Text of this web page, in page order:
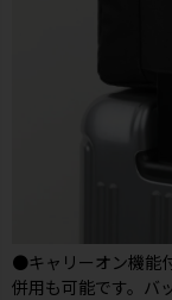
●キャリーオン機能
併用も可能です。バ